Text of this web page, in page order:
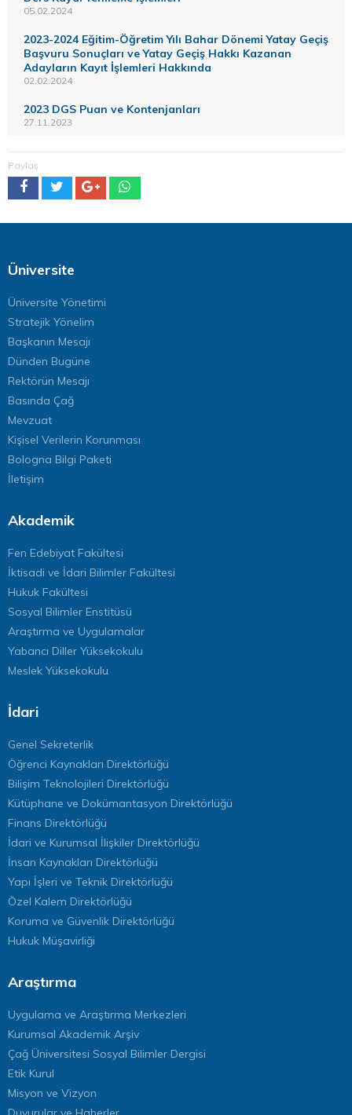
05.02.2024
2023-2024 Eğitim-Öğretim Yılı Bahar Dönemi Yatay Geçiş
Başvuru Sonuçları ve Yatay Geçiş Hakkı Kazanan
Adayların Kayıt İşlemleri Hakkında
02.02.2024
2023 DGS Puan ve Kontenjanları
27.11.2023
Paylaş
Üniversite
Üniversite Yönetimi
Stratejik Yönelim
Başkanın Mesajı
Dünden Bugüne
Rektörün Mesajı
Basında Çağ
Mevzuat
Kişisel Verilerin Korunması
Bologna Bilgi Paketi
İletişim
Akademik
Fen Edebiyat Fakültesi
İktisadi ve İdari Bilimler Fakültesi
Hukuk Fakültesi
Sosyal Bilimler Enstitüsü
Araştırma ve Uygulamalar
Yabancı Diller Yüksekokulu
Meslek Yüksekokulu
İdari
Genel Sekreterlik
Öğrenci Kaynakları Direktörlüğü
Bilişim Teknolojileri Direktörlüğü
Kütüphane ve Dokümantasyon Direktörlüğü
Finans Direktörlüğü
İdari ve Kurumsal İlişkiler Direktörlüğü
İnsan Kaynakları Direktörlüğü
Yapı İşleri ve Teknik Direktörlüğü
Özel Kalem Direktörlüğü
Koruma ve Güvenlik Direktörlüğü
Hukuk Müşavirliği
Araştırma
Uygulama ve Araştırma Merkezleri
Kurumsal Akademik Arşiv
Çağ Üniversitesi Sosyal Bilimler Dergisi
Etik Kurul
Misyon ve Vizyon